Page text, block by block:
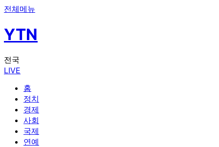
전체메뉴
YTN
전국
LIVE
홈
정치
경제
사회
국제
연예